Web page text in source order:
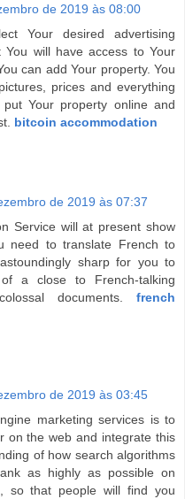
de 2019 às 08:00
Your desired advertising
will have access to Your
can add Your property. You
prices and everything
Your property online and
bitcoin accommodation
de 2019 às 07:37
Service will at present show
need to translate French to
sharp for you to
a close to French-talking
documents. french
de 2019 às 03:45
marketing services is to
on the web and integrate this
of how search algorithms
as highly as possible on
so that people will find you